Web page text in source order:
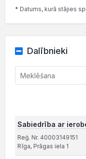
* Datums, kurā stājies
Dalībnieki
Sabiedrība ar
Reģ. Nr. 40003149151
Rīga, Prāgas iela 1